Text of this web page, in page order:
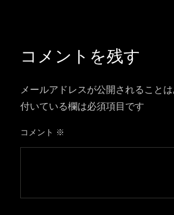
コメントを残す
メールアドレスが公開されることは
付いている欄は必須項目です
コメント ※